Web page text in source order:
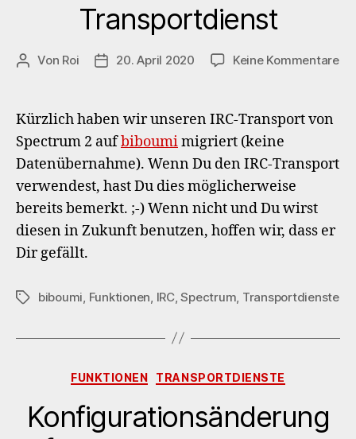
Transportdienst
Beitragsautor
Von Roi Veröffentlichungsdatum
20. April 2020 Keine Kommentarezu
Kürzlich haben wir unseren IRC-Transport von
Spectrum 2 aufbiboumimigriert (keine
Datenübernahme). Wenn Du den IRC-Transport
verwendest, hast Du dies möglicherweise
bereits bemerkt. ;-) Wenn nicht und Du wirst
diesen in Zukunft benutzen, hoffen wir, dass er
Dir gefällt.
Schlagwörter
biboumi Funktionen IRC,Spectrum Transportdienste
Kategorien
FUNKTIONEN TRANSPORTDIENSTE
Konfigurationsänderung